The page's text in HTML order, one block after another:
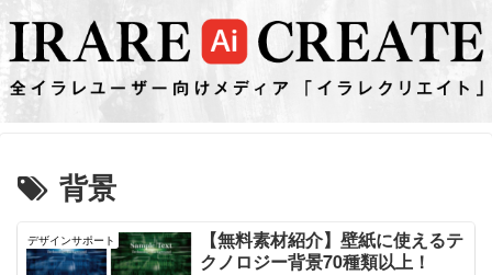
背景
デザインサポート
【無料素材紹介】壁紙に使えるテ
クノロジー背景70種類以上！